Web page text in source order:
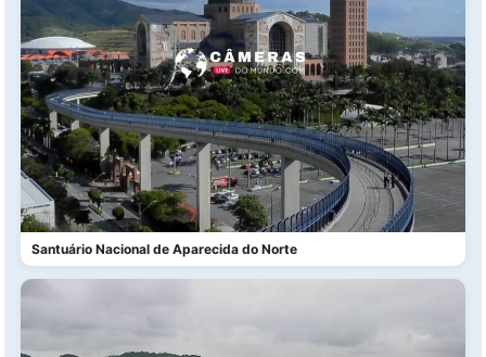
Santuário Nacional de Aparecida do Norte